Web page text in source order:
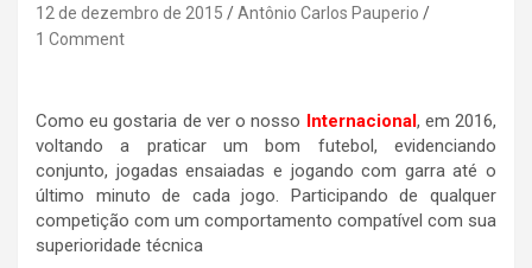
12 de dezembro de 2015
Antônio Carlos Pauperio
1 Comment
Como eu gostaria de ver o nosso Internacional, em 2016,
voltando a praticar um bom futebol, evidenciando
conjunto, jogadas ensaiadas e jogando com garra até o
último minuto de cada jogo. Participando de qualquer
competição com um comportamento compatível com sua
superioridade técnica